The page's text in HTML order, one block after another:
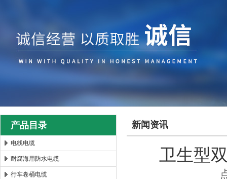
安徽康泰电气有限公司
产品目录
电线电缆
耐腐海用防水电缆
行车卷桶电缆
新闻资讯
卫生型